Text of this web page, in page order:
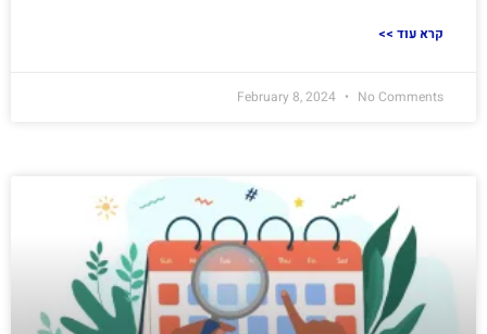
<< קרא עוד
February 8, 2024 No Comments